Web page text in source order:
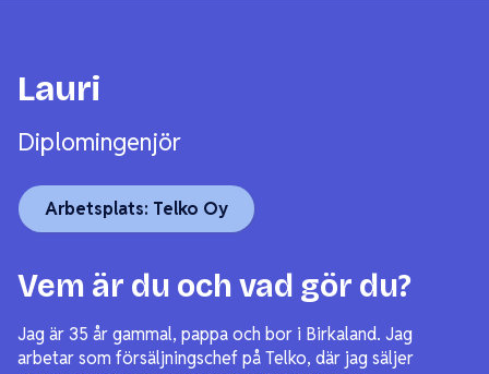
Lauri
Diplomingenjör
Arbetsplats: Telko Oy
Vem är du och vad gör du?
Jag är 35 år gammal, pappa och bor i Birkaland. Jag
arbetar som försäljningschef på Telko, där jag säljer